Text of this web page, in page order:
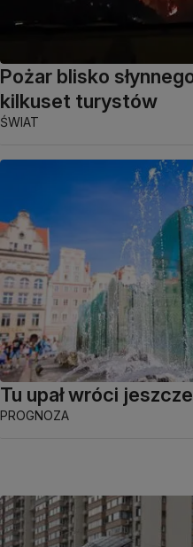
Pożar blisko
kilkuset turystów
ŚWIAT
Tu upał wróci
PROGNOZA